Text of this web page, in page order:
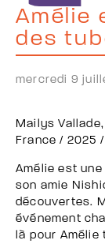
Amélie
des
mercredi 9
Mailys
France / 2025
Amélie est
son amie
découvertes.
événement
là pour